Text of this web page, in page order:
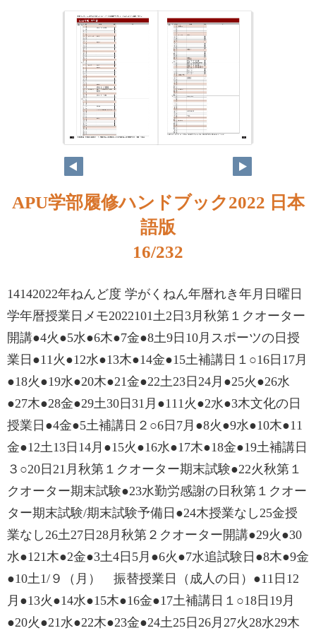
APU学部履修ハンドブック2022 日本
語版
16/232
14142022年ねんど度 学がくねん年暦れき年月日曜日
学年暦授業日メモ2022101土2日3月秋第１クオーター
開講●4火●5水●6木●7金●8土9日10月スポーツの日授
業日●11火●12水●13木●14金●15土補講日１○16日17月
●18火●19水●20木●21金●22土23日24月●25火●26水
●27木●28金●29土30日31月●111火●2水●3木文化の日
授業日●4金●5土補講日２○6日7月●8火●9水●10木●11
金●12土13日14月●15火●16水●17木●18金●19土補講日
３○20日21月秋第１クオーター期末試験●22火秋第１
クオーター期末試験●23水勤労感謝の日秋第１クオー
ター期末試験/期末試験予備日●24木授業なし25金授
業なし26土27日28月秋第２クオーター開講●29火●30
水●121木●2金●3土4日5月●6火●7水追試験日●8木●9金
●10土1/９（月） 振替授業日（成人の日）●11日12
月●13火●14水●15木●16金●17土補講日１○18日19月
●20火●21水●22木●23金●24土25日26月27火28水29木